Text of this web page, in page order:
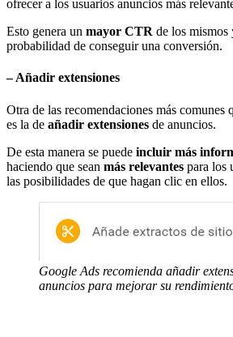
ofrecer a los usuarios anuncios más
Esto genera un mayor CTR de los
probabilidad de conseguir una conversión.
– Añadir extensiones
Otra de las recomendaciones más comunes
es la de añadir extensiones de anuncios.
De esta manera se puede incluir más
haciendo que sean más relevantes para los
las posibilidades de que hagan clic en ellos.
Google Ads recomienda añadir
anuncios para mejorar su